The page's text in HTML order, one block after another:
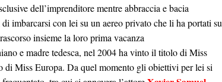
dell’imprenditore mentre abbraccia e bacia
imbarcarsi con lei su un aereo privato che li ha portati su
insieme la loro prima vacanza
e madre tedesca, nel 2004 ha vinto il titolo di Miss
di Miss Europa. Da quel momento gli obiettivi per lei si